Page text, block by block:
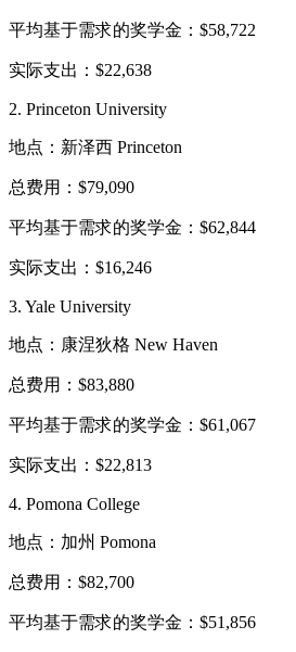
平均基于需求的奖学金：$58,722
实际支出：$22,638
2. Princeton University
地点：新泽西 Princeton
总费用：$79,090
平均基于需求的奖学金：$62,844
实际支出：$16,246
3. Yale University
地点：康涅狄格 New Haven
总费用：$83,880
平均基于需求的奖学金：$61,067
实际支出：$22,813
4. Pomona College
地点：加州 Pomona
总费用：$82,700
平均基于需求的奖学金：$51,856